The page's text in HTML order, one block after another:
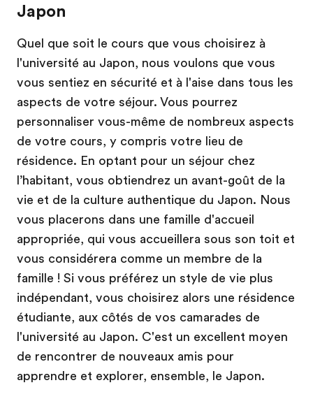
Japon
Quel que soit le cours que vous choisirez à
l'université au Japon, nous voulons que vous
vous sentiez en sécurité et à l'aise dans tous les
aspects de votre séjour. Vous pourrez
personnaliser vous-même de nombreux aspects
de votre cours, y compris votre lieu de
résidence. En optant pour un séjour chez
l’habitant, vous obtiendrez un avant-goût de la
vie et de la culture authentique du Japon. Nous
vous placerons dans une famille d'accueil
appropriée, qui vous accueillera sous son toit et
vous considérera comme un membre de la
famille ! Si vous préférez un style de vie plus
indépendant, vous choisirez alors une résidence
étudiante, aux côtés de vos camarades de
l'université au Japon. C'est un excellent moyen
de rencontrer de nouveaux amis pour
apprendre et explorer, ensemble, le Japon.